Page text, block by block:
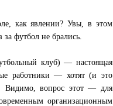
как явлении? Увы, в этом
футбол не брались.
клуб) — настоящая
работники — хотят (и это
Видимо, вопрос этот — для
организационным